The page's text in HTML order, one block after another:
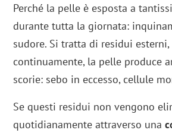
Perché la pelle è esposta a
durante tutta la giornata:
sudore. Si tratta di residui
continuamente, la pelle produce
scorie: sebo in eccesso, cellule
Se questi residui non vengono
quotidianamente attraverso una